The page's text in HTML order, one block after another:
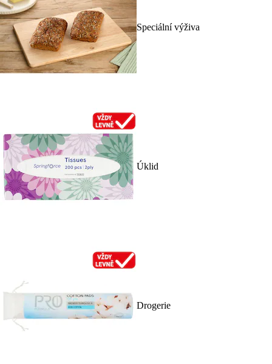
Speciální výživa
Úklid
Drogerie